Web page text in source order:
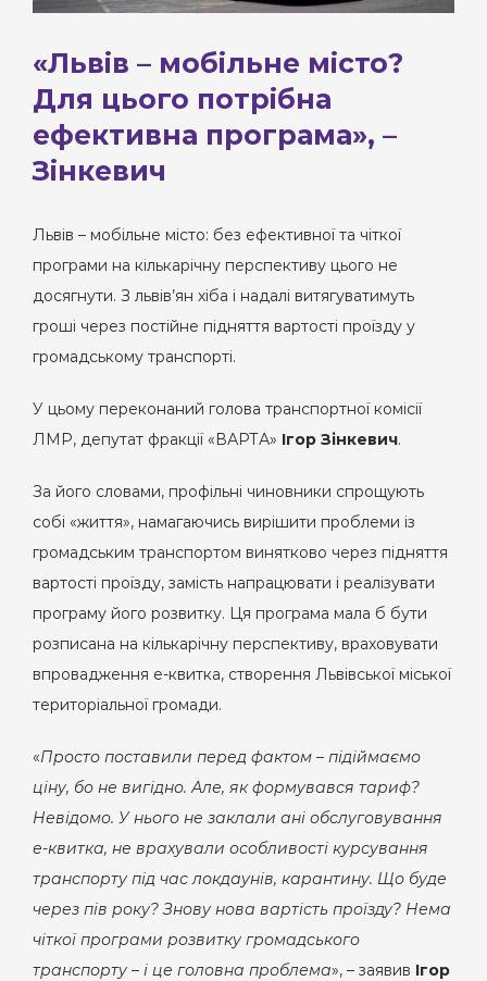
«Львів – мобільне місто?
Для цього потрібна
ефективна програма», –
Зінкевич
Львів – мобільне місто: без ефективної та чіткої
програми на кількарічну перспективу цього не
досягнути. З львів’ян хіба і надалі витягуватимуть
гроші через постійне підняття вартості проїзду у
громадському транспорті.
У цьому переконаний голова транспортної комісії
ЛМР, депутат фракції «ВАРТА» Ігор Зінкевич.
За його словами, профільні чиновники спрощують
собі «життя», намагаючись вирішити проблеми із
громадським транспортом винятково через підняття
вартості проїзду, замість напрацювати і реалізувати
програму його розвитку. Ця програма мала б бути
розписана на кількарічну перспективу, враховувати
впровадження е-квитка, створення Львівської міської
територіальної громади.
«Просто поставили перед фактом – підіймаємо
ціну, бо не вигідно. Але, як формувався тариф?
Невідомо. У нього не заклали ані обслуговування
е-квитка, не врахували особливості курсування
транспорту під час локдаунів, карантину. Що буде
через пів року? Знову нова вартість проїзду? Нема
чіткої програми розвитку громадського
транспорту – і це головна проблема», – заявив Ігор